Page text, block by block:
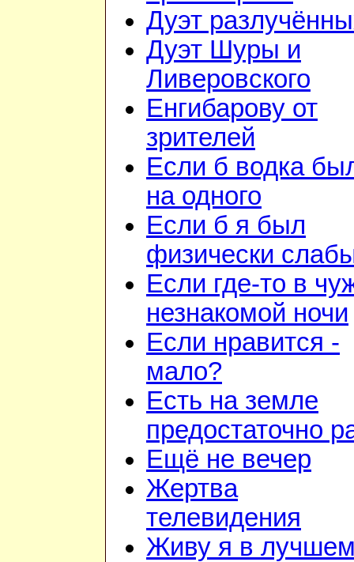
Дуэт
Дуэт Шуры и
Ливеровского
Енгибарову от
зрителей
Если б водка
на одного
Если б я был
физически
Если где-то в
незнакомой ночи
Если нравится -
мало?
Есть на земле
предостаточно
Ещё не вечер
Жертва
телевидения
Живу я в